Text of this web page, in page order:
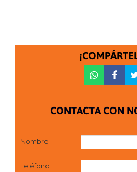
CONTACTA CON
Nombre
Teléfono